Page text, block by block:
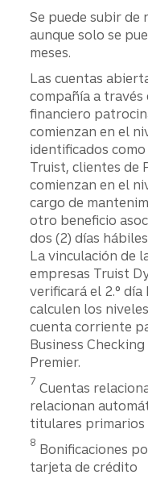
Se puede subir de
aunque solo se
meses.
Las cuentas
compañía a
financiero
comienzan en el
identificados
Truist, clientes de
comienzan en el
cargo de
otro beneficio
dos (2) días
La vinculación de
empresas Truist
verificará el 2.°
calculen los
cuenta corriente
Business
Premier.
Divulgación
7 Cuentas
relacionan
titulares primarios
Divulgación
8 Bonificaciones
tarjeta de crédito